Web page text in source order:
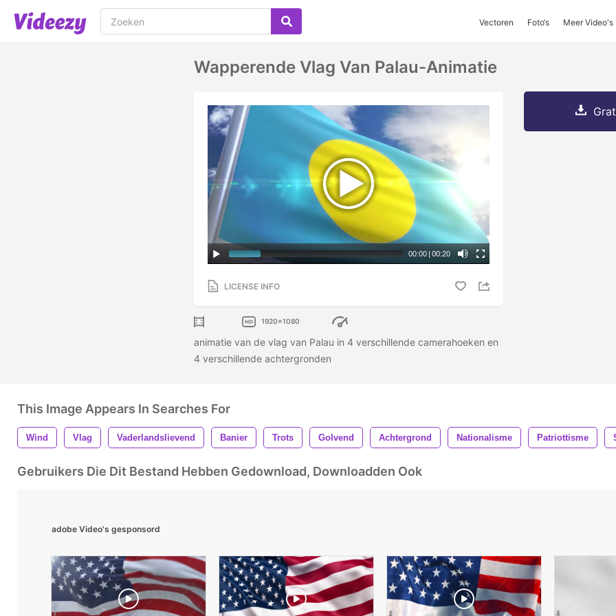
Vectoren Foto‘s Meer Video's
Wapperende Vlag Van Palau-Animatie
00:00 | 00:20
LICENSE INFO
1920x1080
animatie van de vlag van Palau in 4 verschillende camerahoeken en
4 verschillende achtergronden
This Image Appears In Searches For
Wind Vlag Vaderlandslievend Banier Trots Golvend Achtergrond Nationalisme Patriottisme
Gebruikers Die Dit Bestand Hebben Gedownload, Downloadden Ook
adobe Video's gesponsord